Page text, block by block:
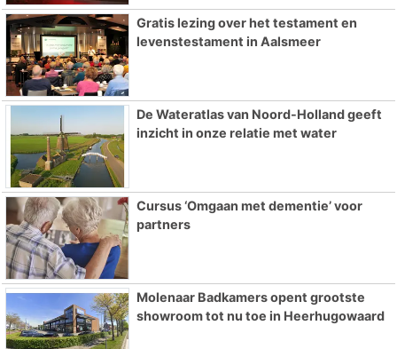
Gratis lezing over het testament en
levenstestament in Aalsmeer
De Wateratlas van Noord-Holland geeft
inzicht in onze relatie met water
Cursus ‘Omgaan met dementie’ voor
partners
Molenaar Badkamers opent grootste
showroom tot nu toe in Heerhugowaard